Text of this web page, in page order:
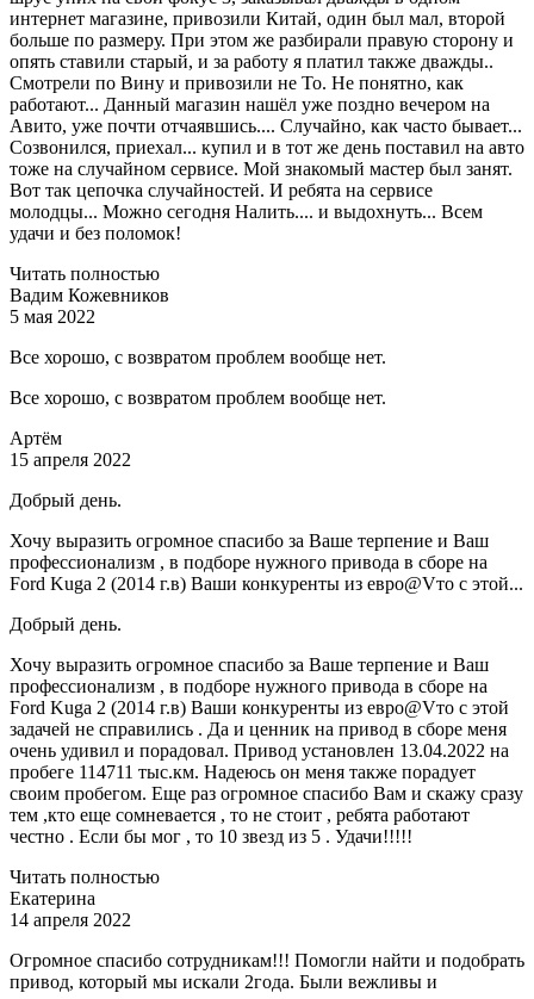
интернет магазине, привозили Китай, один был мал, второй
больше по размеру. При этом же разбирали правую сторону и
опять ставили старый, и за работу я платил также дважды..
Смотрели по Вину и привозили не То. Не понятно, как
работают... Данный магазин нашёл уже поздно вечером на
Авито, уже почти отчаявшись.... Случайно, как часто бывает...
Созвонился, приехал... купил и в тот же день поставил на авто
тоже на случайном сервисе. Мой знакомый мастер был занят.
Вот так цепочка случайностей. И ребята на сервисе
молодцы... Можно сегодня Налить.... и выдохнуть... Всем
удачи и без поломок!
Читать полностью
Вадим Кожевников
5 мая 2022
Все хорошо, с возвратом проблем вообще нет.
Все хорошо, с возвратом проблем вообще нет.
Артём
15 апреля 2022
Добрый день.
Хочу выразить огромное спасибо за Ваше терпение и Ваш
профессионализм , в подборе нужного привода в сборе на
Ford Kuga 2 (2014 г.в) Ваши конкуренты из евро@Vто с этой...
Добрый день.
Хочу выразить огромное спасибо за Ваше терпение и Ваш
профессионализм , в подборе нужного привода в сборе на
Ford Kuga 2 (2014 г.в) Ваши конкуренты из евро@Vто с этой
задачей не справились . Да и ценник на привод в сборе меня
очень удивил и порадовал. Привод установлен 13.04.2022 на
пробеге 114711 тыс.км. Надеюсь он меня также порадует
своим пробегом. Еще раз огромное спасибо Вам и скажу сразу
тем ,кто еще сомневается , то не стоит , ребята работают
честно . Если бы мог , то 10 звезд из 5 . Удачи!!!!!
Читать полностью
Екатерина
14 апреля 2022
Огромное спасибо сотрудникам!!! Помогли найти и подобрать
привод, который мы искали 2года. Были вежливы и